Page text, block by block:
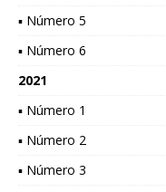
▪ Número 5
▪ Número 6
2021
▪ Número 1
▪ Número 2
▪ Número 3